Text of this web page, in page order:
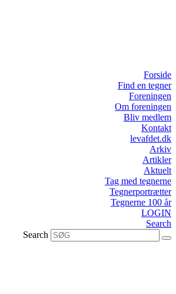
Forside
Find en tegner
Foreningen
Om foreningen
Bliv medlem
Kontakt
levafdet.dk
Arkiv
Artikler
Aktuelt
Tag med tegnerne
Tegnerportrætter
Tegnerne 100 år
LOGIN
Search
Search